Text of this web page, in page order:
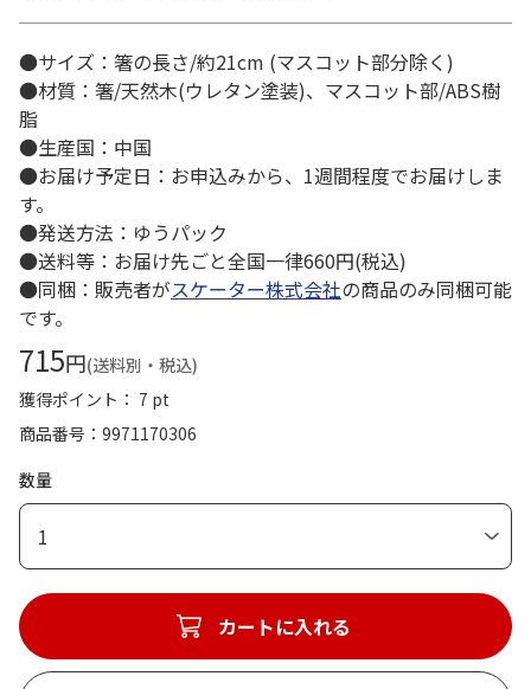
●サイズ：箸の長さ/約21cm (マスコット部分除く)
●材質：箸/天然木(ウレタン塗装)、マスコット部/ABS樹
脂
●生産国：中国
●お届け予定日：お申込みから、1週間程度でお届けしま
す。
●発送方法：ゆうパック
●送料等：お届け先ごと全国一律660円(税込)
●同梱：販売者がスケーター株式会社の商品のみ同梱可能
です。
715円(送料別・税込)
獲得ポイント： 7 pt
商品番号
9971170306
数量
1
カートに入れる